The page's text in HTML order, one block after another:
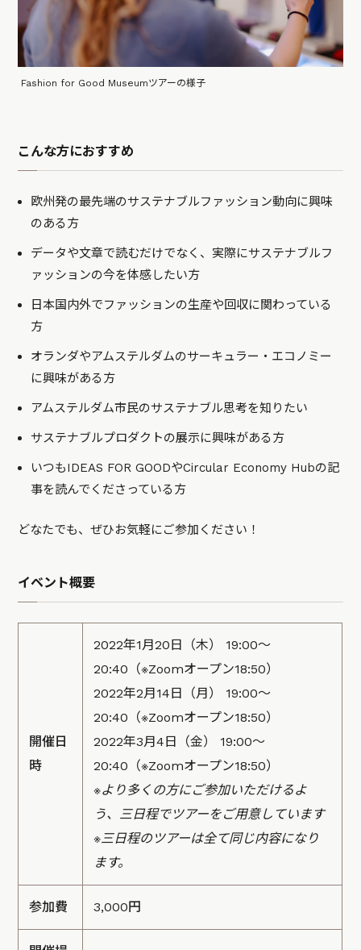
Fashion for Good Museumツアーの様子
こんな方におすすめ
欧州発の最先端のサステナブルファッション動向に興味
のある方
データや文章で読むだけでなく、実際にサステナブルフ
ァッションの今を体感したい方
日本国内外でファッションの生産や回収に関わっている
方
オランダやアムステルダムのサーキュラー・エコノミー
に興味がある方
アムステルダム市民のサステナブル思考を知りたい
サステナブルプロダクトの展示に興味がある方
いつもIDEAS FOR GOODやCircular Economy Hubの記
事を読んでくださっている方
どなたでも、ぜひお気軽にご参加ください！
イベント概要
開催日
時
2022年1月20日（木） 19:00〜
20:40（※Zoomオープン18:50）
2022年2月14日（月） 19:00〜
20:40（※Zoomオープン18:50）
2022年3月4日（金） 19:00〜
20:40（※Zoomオープン18:50）
※より多くの方にご参加いただけるよ
う、三日程でツアーをご用意しています
※三日程のツアーは全て同じ内容になり
ます。
参加費 3,000円